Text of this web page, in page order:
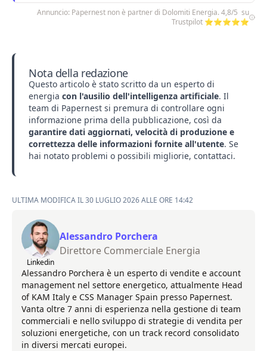
Annuncio: Papernest non è partner di Dolomiti Energia. 4,8/5 su
Trustpilot ⭐⭐⭐⭐⭐
Nota della redazione
Questo articolo è stato scritto da un esperto di
energia con l'ausilio dell'intelligenza artificiale. Il
team di Papernest si premura di controllare ogni
informazione prima della pubblicazione, così da
garantire dati aggiornati, velocità di produzione e
correttezza delle informazioni fornite all'utente. Se
hai notato problemi o possibili migliorie, contattaci.
ULTIMA MODIFICA IL 30 LUGLIO 2026 ALLE ORE 14:42
Linkedin
Alessandro Porchera
Direttore Commerciale Energia
Alessandro Porchera è un esperto di vendite e account
management nel settore energetico, attualmente Head
of KAM Italy e CSS Manager Spain presso Papernest.
Vanta oltre 7 anni di esperienza nella gestione di team
commerciali e nello sviluppo di strategie di vendita per
soluzioni energetiche, con un track record consolidato
in diversi mercati europei.